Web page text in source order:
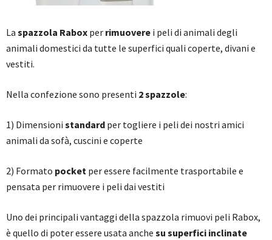
La spazzola Rabox per rimuovere i peli di animali degli
animali domestici da tutte le superfici quali coperte, divani e
vestiti.
Nella confezione sono presenti 2 spazzole:
1) Dimensioni standard per togliere i peli dei nostri amici
animali da sofà, cuscini e coperte
2) Formato pocket per essere facilmente trasportabile e
pensata per rimuovere i peli dai vestiti
Uno dei principali vantaggi della spazzola rimuovi peli Rabox,
è quello di poter essere usata anche su superfici inclinate